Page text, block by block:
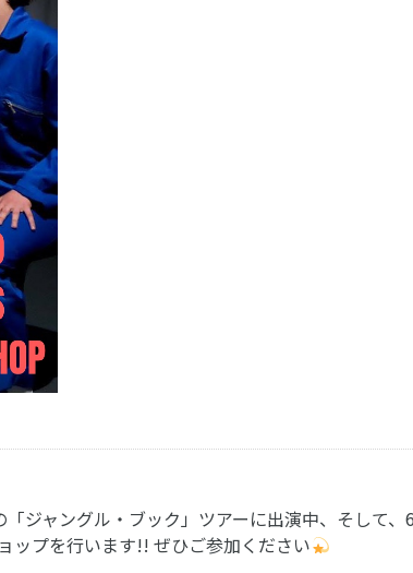
ジャングル・ブック」ツアーに出演中、そして
ップを行います!! ぜひご参加ください